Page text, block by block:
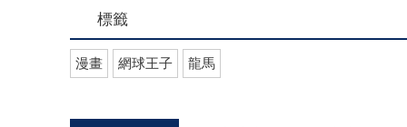
標籤
漫畫 網球王子 龍馬